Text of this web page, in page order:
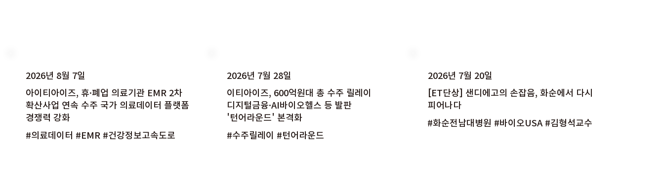
2026년 8월 7일
아이티아이즈, 휴·폐업 의료기관 EMR 2차
확산사업 연속 수주 국가 의료데이터 플랫폼
경쟁력 강화
#의료데이터 #EMR #건강정보고속도로
2026년 7월 28일
이티아이즈, 600억원대 총 수주 릴레이
디지털금융·AI바이오헬스 등 발판
'턴어라운드' 본격화
#수주릴레이 #턴어라운드
2026년 7월 20일
[ET단상] 샌디에고의 손잡음, 화순에서 다시
피어나다
#화순전남대병원 #바이오USA #김형석교수